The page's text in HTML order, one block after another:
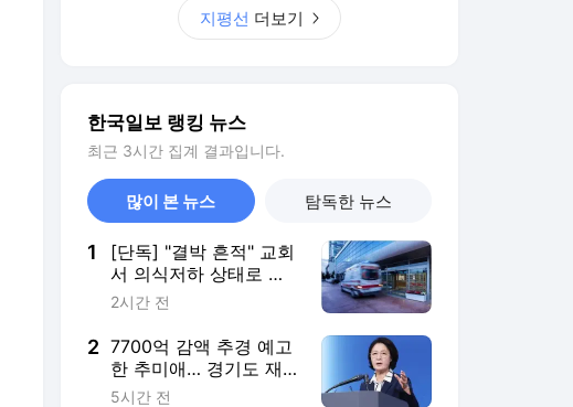
지평선 더보기
한국일보 랭킹 뉴스
최근 3시간 집계 결과입니다.
많이 본 뉴스 탐독한 뉴스
1
[단독] "결박 흔적" 교회
서 의식저하 상태로 발
견된 어린이 숨져
2시간 전
2 7700억 감액 추경 예고
한 추미애… 경기도 재
정 정말 '비상'인가
5시간 전